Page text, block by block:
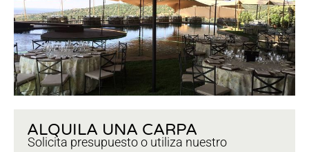
ALQUILA UNA CARPA
Solicita presupuesto o utiliza nuestro